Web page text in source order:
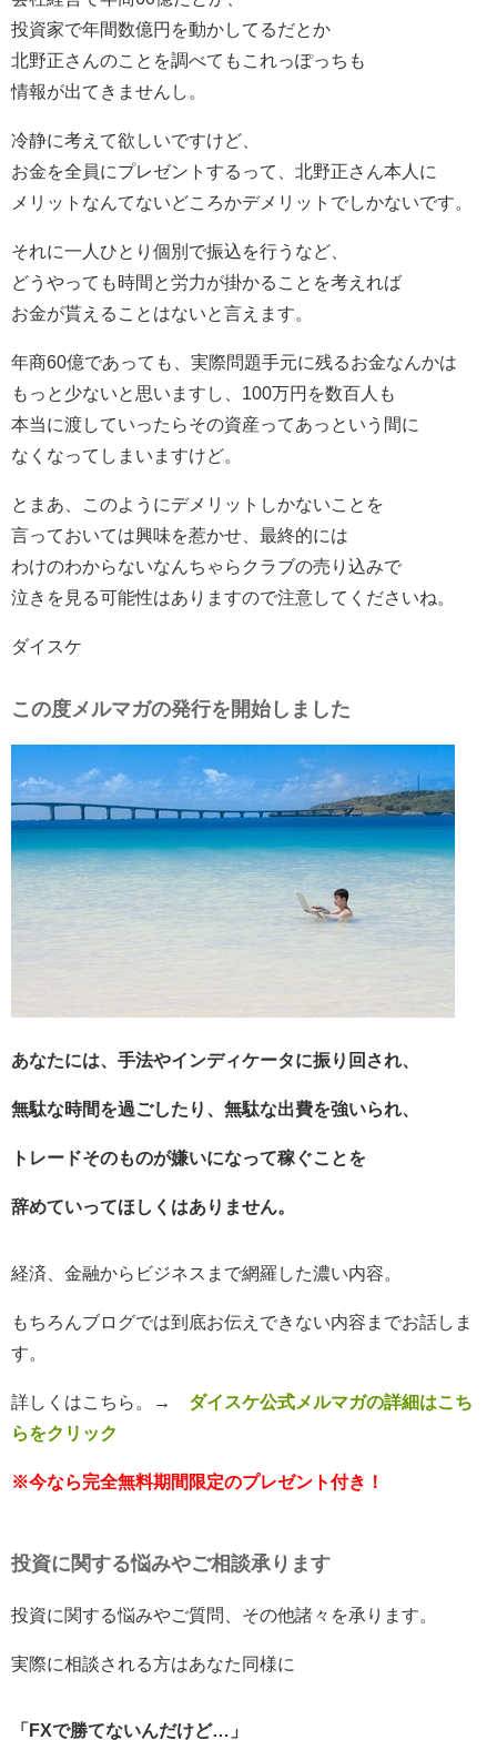
投資家で年間数億円を動かしてるだとか
北野正さんのことを調べてもこれっぽっちも
情報が出てきませんし。
冷静に考えて欲しいですけど、
お金を全員にプレゼントするって、北野正さん本人に
メリットなんてないどころかデメリットでしかないです。
それに一人ひとり個別で振込を行うなど、
どうやっても時間と労力が掛かることを考えれば
お金が貰えることはないと言えます。
年商60億であっても、実際問題手元に残るお金なんかは
もっと少ないと思いますし、100万円を数百人も
本当に渡していったらその資産ってあっという間に
なくなってしまいますけど。
とまあ、このようにデメリットしかないことを
言っておいては興味を惹かせ、最終的には
わけのわからないなんちゃらクラブの売り込みで
泣きを見る可能性はありますので注意してくださいね。
ダイスケ
この度メルマガの発行を開始しました
あなたには、手法やインディケータに振り回され、
無駄な時間を過ごしたり、無駄な出費を強いられ、
トレードそのものが嫌いになって稼ぐことを
辞めていってほしくはありません。
経済、金融からビジネスまで網羅した濃い内容。
もちろんブログでは到底お伝えできない内容までお話しま
す。
詳しくはこちら。 → ダイスケ公式メルマガの詳細はこち
らをクリック
※今なら完全無料期間限定のプレゼント付き！
投資に関する悩みやご相談承ります
投資に関する悩みやご質問、その他諸々を承ります。
実際に相談される方はあなた同様に
「FXで勝てないんだけど…」